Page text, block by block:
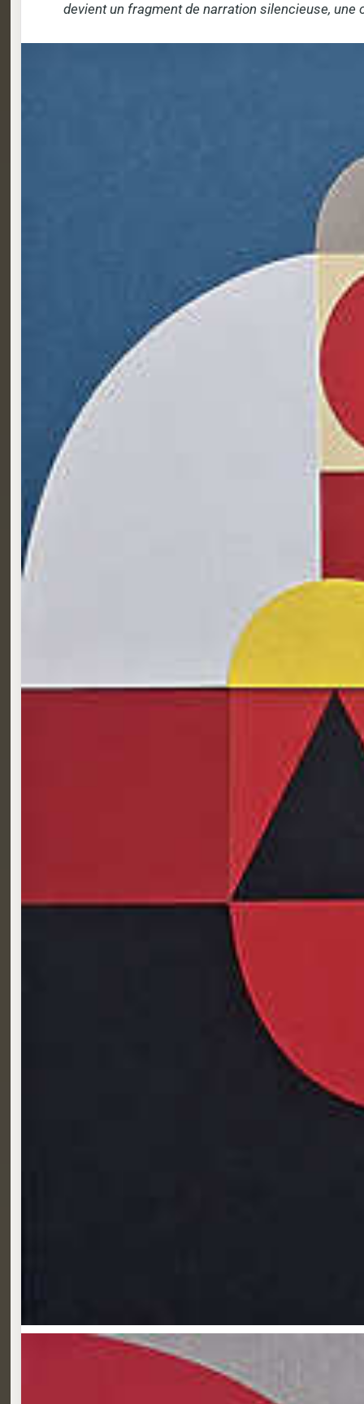
devient un fragment de narration silencieuse, une